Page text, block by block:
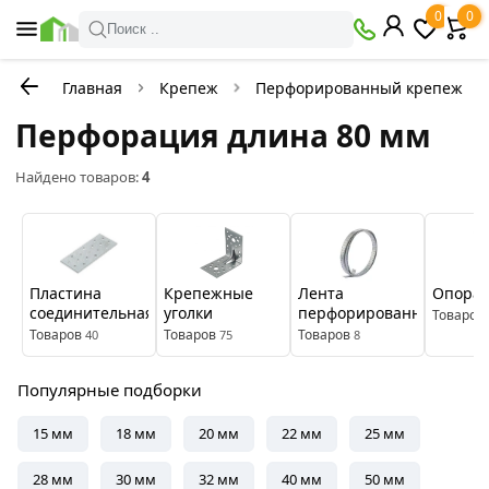
Поиск ..
0 0
Главная Крепеж Перфорированный крепеж
Перфорация длина 80 мм
Найдено товаров:4
Пластина
соединительная
Товаров 40
Крепежные
уголки
Товаров 75
Лента
перфорированная
Товаров 8
Опора
Товаров
Популярные подборки
15 мм 18 мм 20 мм 22 мм 25 мм
28 мм 30 мм 32 мм 40 мм 50 мм
Фильтры
В
Со
Бренды
Tech-
Зубр